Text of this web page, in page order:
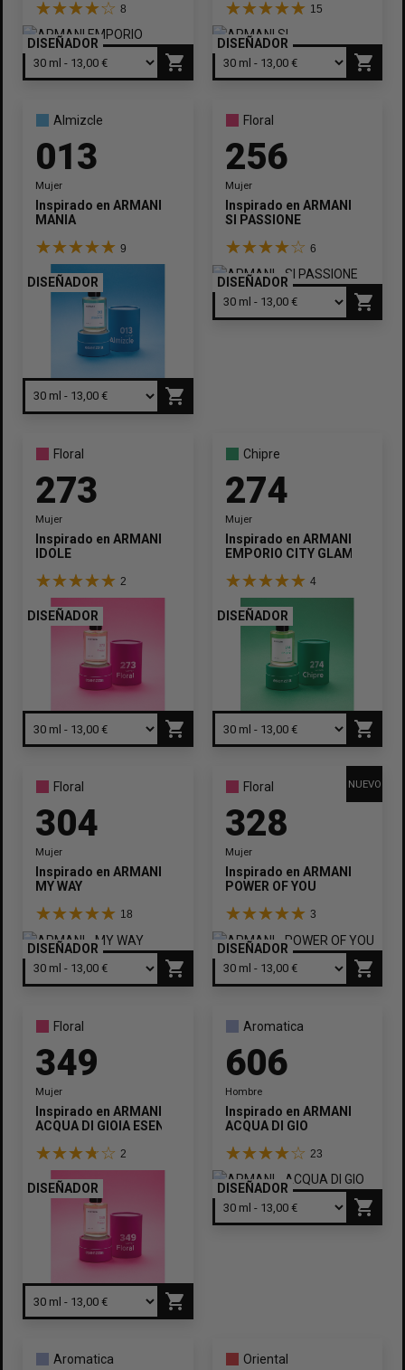
8
DISEÑADOR
shopping_cart
15
DISEÑADOR
shopping_cart
Almizcle
013
Mujer
Inspirado en ARMANI
MANIA
9
DISEÑADOR
shopping_cart
Floral
256
Mujer
Inspirado en ARMANI
SI PASSIONE
6
DISEÑADOR
shopping_cart
Floral
273
Mujer
Inspirado en ARMANI
IDOLE
2
DISEÑADOR
shopping_cart
Chipre
274
Mujer
Inspirado en ARMANI
EMPORIO CITY GLAM
4
DISEÑADOR
shopping_cart
Floral
304
Mujer
Inspirado en ARMANI
MY WAY
18
DISEÑADOR
shopping_cart
Floral
328
Mujer
Inspirado en ARMANI
POWER OF YOU
3
NUEVO
DISEÑADOR
shopping_cart
Floral
349
Mujer
Inspirado en ARMANI
ACQUA DI GIOIA ESENZZA
2
DISEÑADOR
shopping_cart
Aromatica
606
Hombre
Inspirado en ARMANI
ACQUA DI GIO
23
DISEÑADOR
shopping_cart
Aromatica Oriental